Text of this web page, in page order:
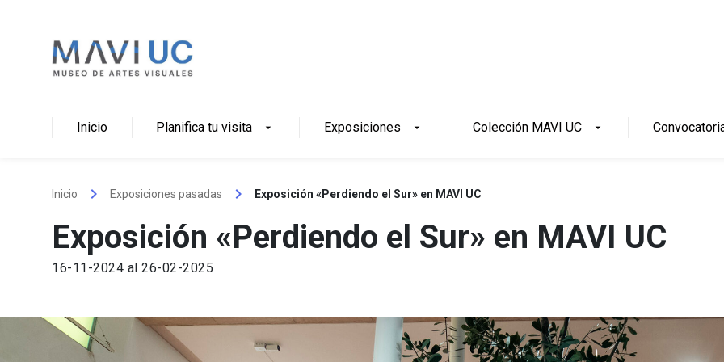
Inicio Planifica tu visita arrow_drop_down Exposiciones arrow_drop_down Colección MAVI UC arrow_drop_down
Inicio keyboard_arrow_right Exposiciones pasadas keyboard_arrow_right Exposición «Perdiendo el Sur» en MAVI UC
Exposición «Perdiendo el Sur» en MAVI UC
16-11-2024 al 26-02-2025